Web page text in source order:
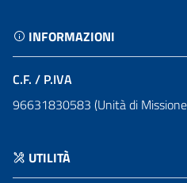
INFORMAZIONI
C.F. / P.IVA
96631830583 (Unità di
UTILITÀ